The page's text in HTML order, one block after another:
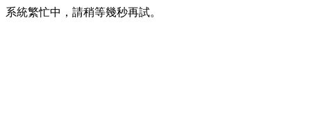
系統繁忙中，請稍等幾秒再試。